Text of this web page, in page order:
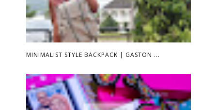
MINIMALIST STYLE BACKPACK | GASTON ...